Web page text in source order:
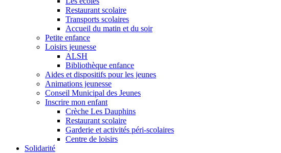
Restaurant scolaire
Transports scolaires
Accueil du matin et du soir
Petite enfance
Loisirs jeunesse
ALSH
Bibliothèque enfance
Aides et dispositifs pour les jeunes
Animations jeunesse
Conseil Municipal des Jeunes
Inscrire mon enfant
Crèche Les Dauphins
Restaurant scolaire
Garderie et activités péri-scolaires
Centre de loisirs
Solidarité